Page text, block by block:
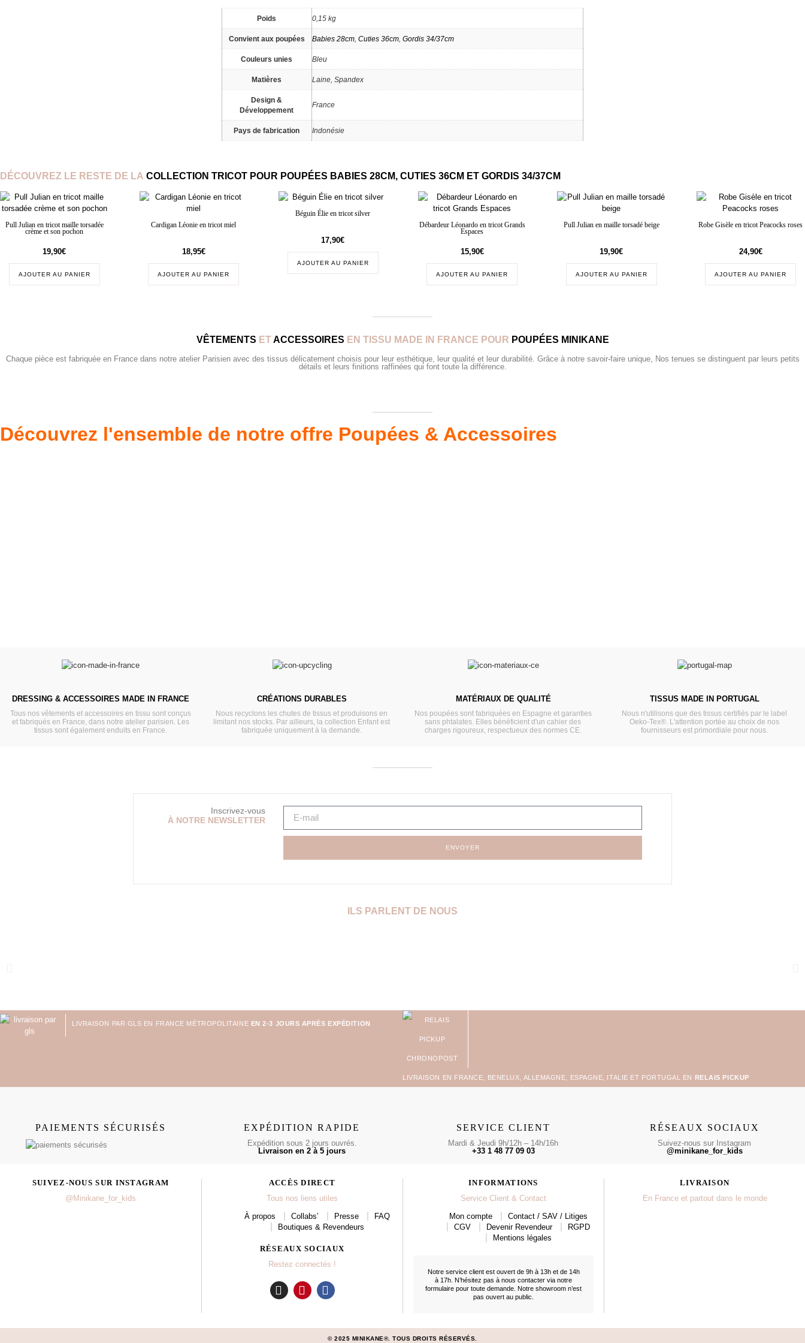
Poids 0,15 kg
Convient aux poupées Babies 28cm, Cuties 36cm, Gordis 34/37cm
Couleurs unies Bleu
Matières Laine, Spandex
Design &
Développement
France
Pays de fabrication Indonésie
DÉCOUVREZ LE RESTE DE LA COLLECTION TRICOT POUR POUPÉES BABIES 28CM, CUTIES 36CM ET GORDIS 34/37CM
Pull Julian en tricot maille torsadée
crème et son pochon
19,90€
AJOUTER AU PANIER
Cardigan Léonie en tricot miel
18,95€
AJOUTER AU PANIER
Béguin Élie en tricot silver
17,90€
AJOUTER AU PANIER
Débardeur Léonardo en tricot Grands
Espaces
15,90€
AJOUTER AU PANIER
Pull Julian en maille torsadé beige
19,90€
AJOUTER AU PANIER
Robe Gisèle en tricot Peacocks roses
24,90€
AJOUTER AU PANIER
VÊTEMENTS ETACCESSOIRES EN TISSU MADE IN FRANCE POUR POUPÉES MINIKANE
Chaque pièce est fabriquée en France dans notre atelier Parisien avec des tissus délicatement choisis pour leur esthétique, leur qualité et leur durabilité. Grâce à notre savoir-faire unique, Nos tenues se distinguent par leurs petits
détails et leurs finitions raffinées qui font toute la différence.
Découvrez l'ensemble de notre offre Poupées & Accessoires
DRESSING & ACCESSOIRES MADE IN FRANCE
Tous nos vêtements et accessoires en tissu sont conçus
et fabriqués en France, dans notre atelier parisien. Les
tissus sont également enduits en France.
CRÉATIONS DURABLES
Nous recyclons les chutes de tissus et produisons en
limitant nos stocks. Par ailleurs, la collection Enfant est
fabriquée uniquement à la demande.
MATÉRIAUX DE QUALITÉ
Nos poupées sont fabriquées en Espagne et garanties
sans phtalates. Elles bénéficient d'un cahier des
charges rigoureux, respectueux des normes CE.
TISSUS MADE IN PORTUGAL
Nous n'utilisons que des tissus certifiés par le label
Oeko-Tex®. L'attention portée au choix de nos
fournisseurs est primordiale pour nous.
Inscrivez-vous
À NOTRE NEWSLETTER
ENVOYER
ILS PARLENT DE NOUS
LIVRAISON PAR GLS EN FRANCE MÉTROPOLITAINE EN 2-3 JOURS APRÈS EXPÉDITION
LIVRAISON EN FRANCE, BENELUX, ALLEMAGNE, ESPAGNE, ITALIE ET PORTUGAL EN RELAIS PICKUP
PAIEMENTS SÉCURISÉS EXPÉDITION RAPIDE
Expédition sous 2 jours ouvrés.
Livraison en 2 à 5 jours
SERVICE CLIENT
Mardi & Jeudi 9h/12h – 14h/16h
+33 1 48 77 09 03
RÉSEAUX SOCIAUX
Suivez-nous sur Instagram
@minikane_for_kids
SUIVEZ-NOUS SUR INSTAGRAM
@Minikane_for_kids
ACCÈS DIRECT
Tous nos liens utiles
À propos
Collabs’ Presse
FAQ
Boutiques & Revendeurs
RÉSEAUX SOCIAUX
Restez connectés !
I
P
F
INFORMATIONS
Service Client & Contact
Mon compte
Contact / SAV / Litiges
CGV
Devenir Revendeur
RGPD
Mentions légales
Notre service client est ouvert de 9h à 13h et de 14h
à 17h. N’hésitez pas à nous contacter via notre
formulaire pour toute demande. Notre showroom n’est
pas ouvert au public.
LIVRAISON
En France et partout dans le monde
© 2025 MINIKANE®. TOUS DROITS RÉSERVÉS.